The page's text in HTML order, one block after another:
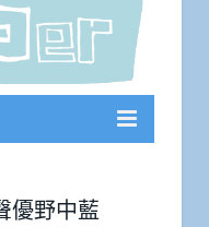
優野中藍